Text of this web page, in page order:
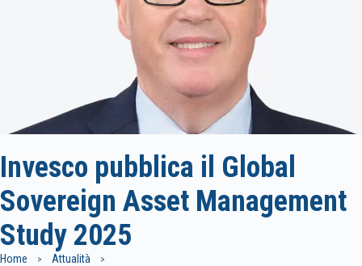
Invesco pubblica il Global
Sovereign Asset Management
Study 2025
Home
Attualità